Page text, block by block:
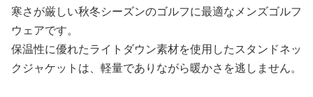
寒さが厳しい秋冬シーズンのゴルフに最適なメンズゴルフ
ウェアです。
保温性に優れたライトダウン素材を使用したスタンドネッ
クジャケットは、軽量でありながら暖かさを逃しません。